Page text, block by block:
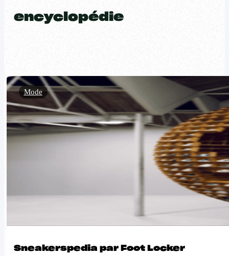
encyclopédie
Sneakerspedia par Foot Locker
Mode